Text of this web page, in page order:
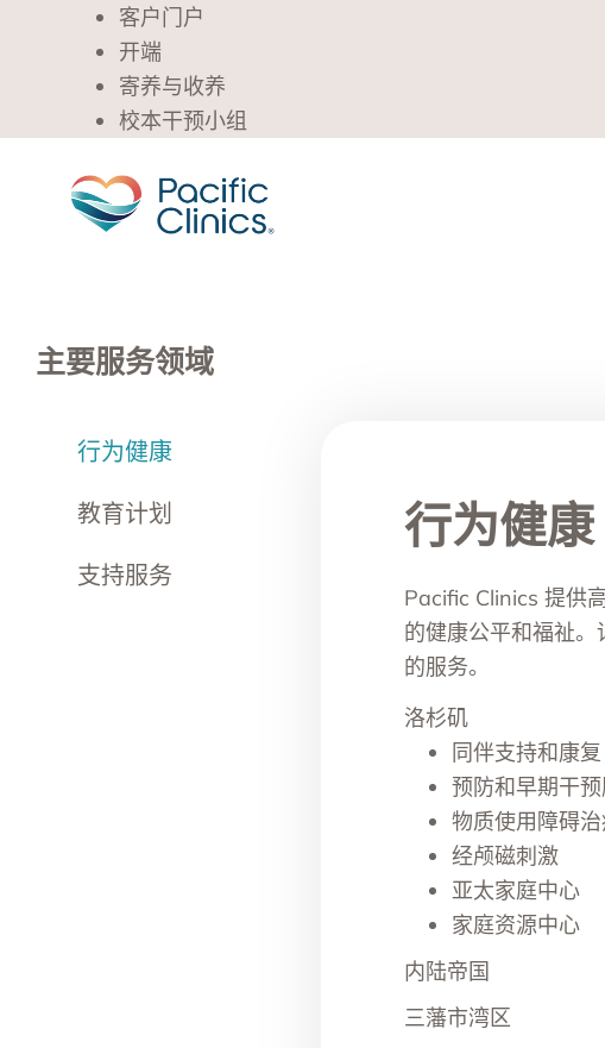
客户门户
开端
寄养与收养
校本干预小组
主要服务领域
行为健康
教育计划
支持服务
行为健康
Pacific Clinics 提供
的健康公平和福祉
的服务。
洛杉矶
同伴支持和康复
预防和早期干
物质使用障碍
经颅磁刺激
亚太家庭中心
家庭资源中心
内陆帝国
三藩市湾区